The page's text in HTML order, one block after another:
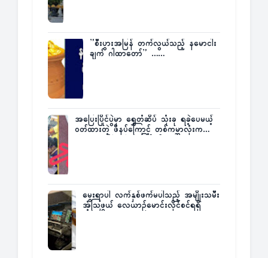
”စီးပွားအမြန် တက်လွယ်သည့် နမောငါး
ချက် ဂါထာတော်” ……
အပြေးပြိုင်ပွဲမှာ ရွှေတံဆိပ် သုံးခု ရခဲ့ပေမယ့်
ဝတ်ထားတဲ့ ဖိနပ်ကြောင့် တစ်ကမ္ဘာလုံးက
မွေးရာပါ လက်နှစ်ဖက်မပါသည့် အမျိုးသမီး
အံ့သြဖွယ် လေယာဉ်မောင်းလိုင်စင်ရရှိ